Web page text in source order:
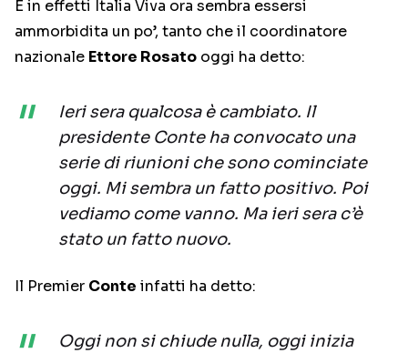
E in effetti Italia Viva ora sembra essersi
ammorbidita un po’, tanto che il coordinatore
nazionale Ettore Rosato oggi ha detto:
Ieri sera qualcosa è cambiato. Il
presidente Conte ha convocato una
serie di riunioni che sono cominciate
oggi. Mi sembra un fatto positivo. Poi
vediamo come vanno. Ma ieri sera c’è
stato un fatto nuovo.
Il Premier Conte infatti ha detto:
Oggi non si chiude nulla, oggi inizia